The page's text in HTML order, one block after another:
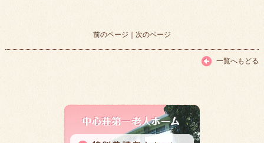
前のページ ｜ 次のページ
一覧へもどる